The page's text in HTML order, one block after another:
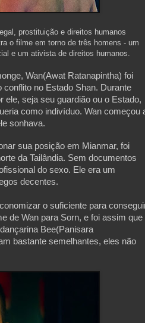
prostituição e direitos humanos
o filme em torno de três homens - um
e um ativista de direitos humanos.
Wan(Awat Ratanapintha) foi
no Estado Shan. Durante
ele, seja seu guardião ou o Estado,
como indivíduo. Wan começou
sonhava.
sua posição em Mianmar, foi
da Tailândia. Sem documentos
do sexo. Ele era um
decentes.
o suficiente para
de Wan para Sorn, e foi assim que
Bee(Panisara
bastante semelhantes, eles não